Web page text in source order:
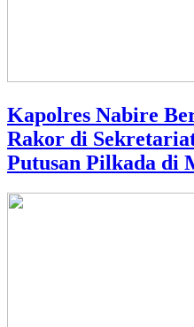
Kapolres Nabire
Rakor di
Putusan Pilkada di